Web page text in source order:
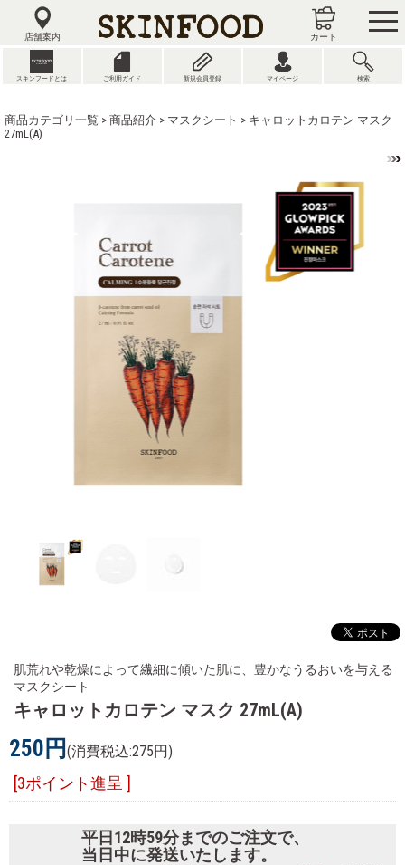
店舗案内 カート
スキンフードとは ご利用ガイド 新規会員登録 マイページ 検索
商品カテゴリ一覧 > 商品紹介 > マスクシート > キャロットカロテン マスク
27mL(A)
肌荒れや乾燥によって繊細に傾いた肌に、豊かなうるおいを与える
マスクシート
キャロットカロテン マスク 27mL(A)
250円 (消費税込:275円)
[3ポイント進呈 ]
平日12時59分までのご注文で、
当日中に発送いたします。